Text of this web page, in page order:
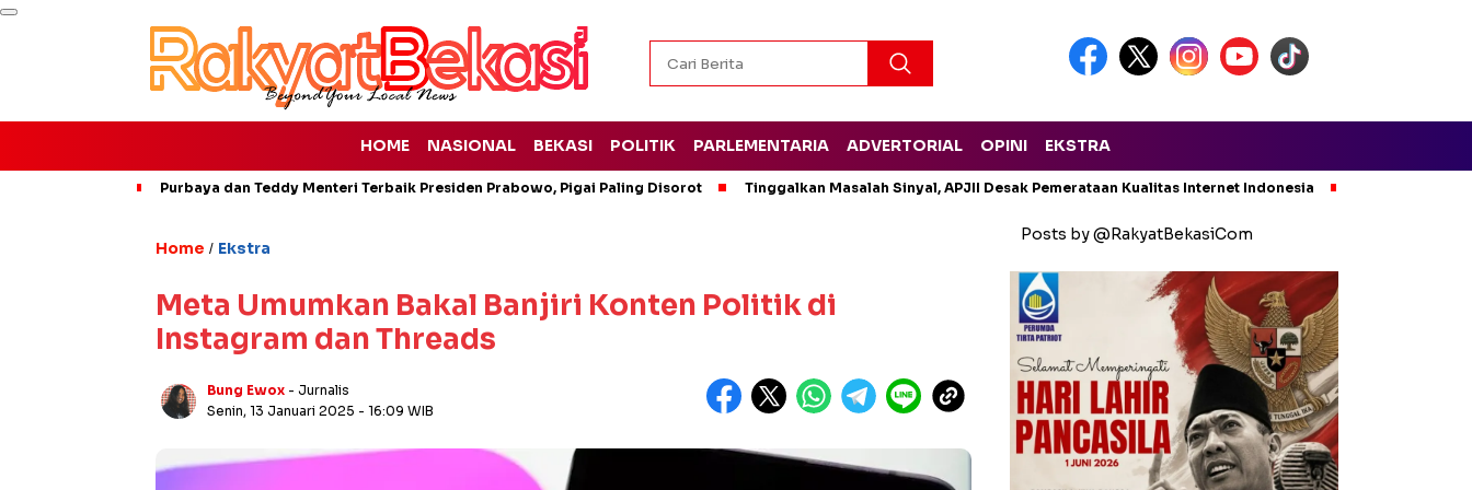
HOME NASIONAL BEKASI POLITIK PARLEMENTARIA ADVERTORIAL OPINI EKSTRA
Purbaya dan Teddy Menteri Terbaik Presiden Prabowo, Pigai Paling Disorot Tinggalkan Masalah Sinyal, APJII Desak Pemerataan Kualitas Internet Indonesia
Home / Ekstra
Meta Umumkan Bakal Banjiri Konten Politik di
Instagram dan Threads
Bung Ewox - Jurnalis
Senin, 13 Januari 2025 - 16:09 WIB
Posts by @RakyatBekasiCom